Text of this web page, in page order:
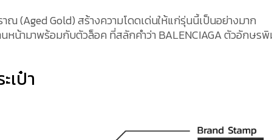
าณ (Aged Gold) สร้างความโดดเด่นให้แก่รุ่นนี้เป็นอย่างมาก
หน้ามาพร้อมกับตัวล็อค ที่สลักคำว่า BALENCIAGA ตัวอักษร
เป๋า